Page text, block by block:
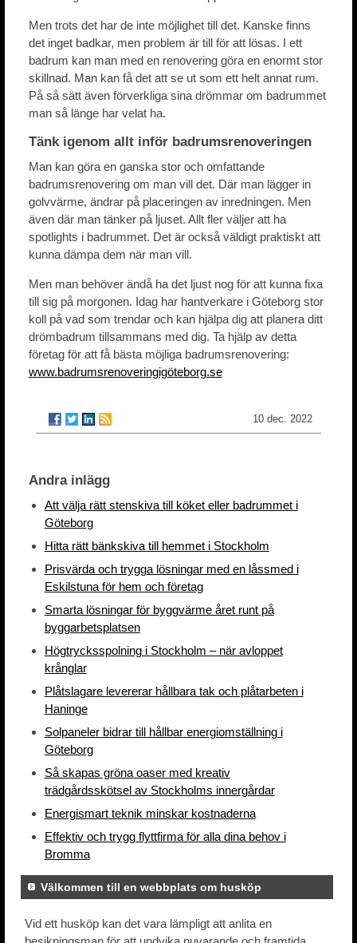
Men trots det har de inte möjlighet till det. Kanske finns
det inget badkar, men problem är till för att lösas. I ett
badrum kan man med en renovering göra en enormt stor
skillnad. Man kan få det att se ut som ett helt annat rum.
På så sätt även förverkliga sina drömmar om badrummet
man så länge har velat ha.
Tänk igenom allt inför badrumsrenoveringen
Man kan göra en ganska stor och omfattande
badrumsrenovering om man vill det. Där man lägger in
golvvärme, ändrar på placeringen av inredningen. Men
även där man tänker på ljuset. Allt fler väljer att ha
spotlights i badrummet. Det är också väldigt praktiskt att
kunna dämpa dem när man vill.
Men man behöver ändå ha det ljust nog för att kunna fixa
till sig på morgonen. Idag har hantverkare i Göteborg stor
koll på vad som trendar och kan hjälpa dig att planera ditt
drömbadrum tillsammans med dig. Ta hjälp av detta
företag för att få bästa möjliga badrumsrenovering:
www.badrumsrenoveringigöteborg.se
10 dec. 2022
Andra inlägg
Att välja rätt stenskiva till köket eller badrummet i
Göteborg
Hitta rätt bänkskiva till hemmet i Stockholm
Prisvärda och trygga lösningar med en låssmed i
Eskilstuna för hem och företag
Smarta lösningar för byggvärme året runt på
byggarbetsplatsen
Högtrycksspolning i Stockholm – när avloppet
krånglar
Plåtslagare levererar hållbara tak och plåtarbeten i
Haninge
Solpaneler bidrar till hållbar energiomställning i
Göteborg
Så skapas gröna oaser med kreativ
trädgårdsskötsel av Stockholms innergårdar
Energismart teknik minskar kostnaderna
Effektiv och trygg flyttfirma för alla dina behov i
Bromma
Välkommen till en webbplats om husköp
Vid ett husköp kan det vara lämpligt att anlita en